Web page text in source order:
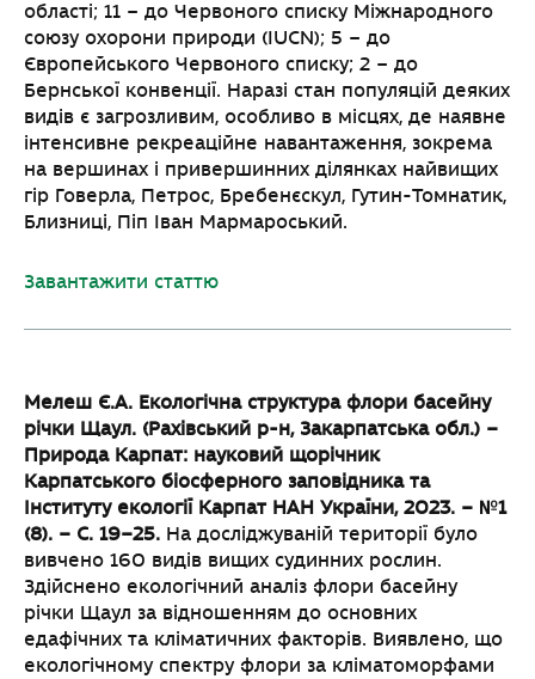
області; 11 – до Червоного списку Міжнародного
союзу охорони природи (IUCN); 5 – до
Європейського Червоного списку; 2 – до
Бернської конвенції. Наразі стан популяцій деяких
видів є загрозливим, особливо в місцях, де наявне
інтенсивне рекреаційне навантаження, зокрема
на вершинах і привершинних ділянках найвищих
гір Говерла, Петрос, Бребенєскул, Гутин-Томнатик,
Близниці, Піп Іван Мармароський.
Завантажити статтю
Мелеш Є.А. Екологічна структура флори басейну
річки Щаул. (Рахівський р-н, Закарпатська обл.) –
Природа Карпат: науковий щорічник
Карпатського біосферного заповідника та
Інституту екології Карпат НАН України, 2023. – №1
(8). – С. 19–25. На досліджуваній території було
вивчено 160 видів вищих судинних рослин.
Здійснено екологічний аналіз флори басейну
річки Щаул за відношенням до основних
едафічних та кліматичних факторів. Виявлено, що
екологічному спектру флори за кліматоморфами